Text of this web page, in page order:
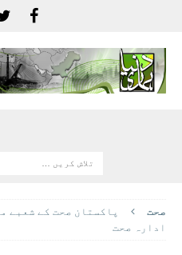
صحت
پاکستان صحت کے شعبے
ادارہ صحت